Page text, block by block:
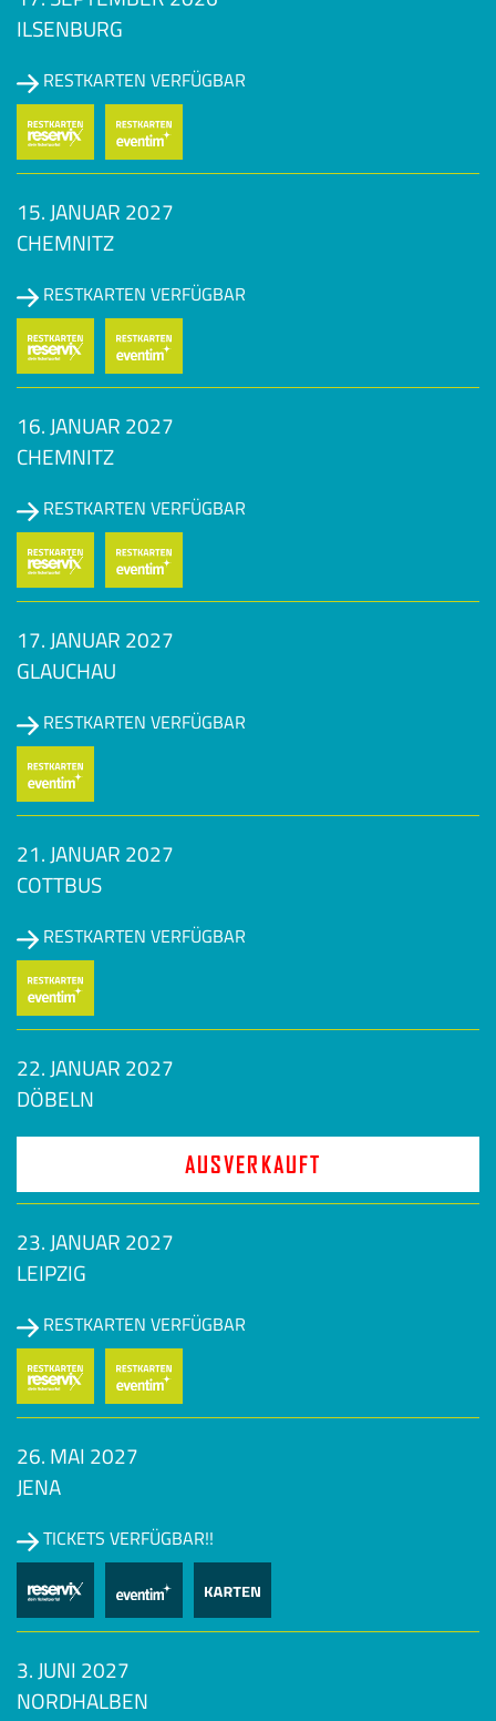
ILSENBURG
RESTKARTEN VERFÜGBAR
15. JANUAR 2027
CHEMNITZ
RESTKARTEN VERFÜGBAR
16. JANUAR 2027
CHEMNITZ
RESTKARTEN VERFÜGBAR
17. JANUAR 2027
GLAUCHAU
RESTKARTEN VERFÜGBAR
21. JANUAR 2027
COTTBUS
RESTKARTEN VERFÜGBAR
22. JANUAR 2027
DÖBELN
AUSVERKAUFT
23. JANUAR 2027
LEIPZIG
RESTKARTEN VERFÜGBAR
26. MAI 2027
JENA
TICKETS VERFÜGBAR!!
3. JUNI 2027
NORDHALBEN